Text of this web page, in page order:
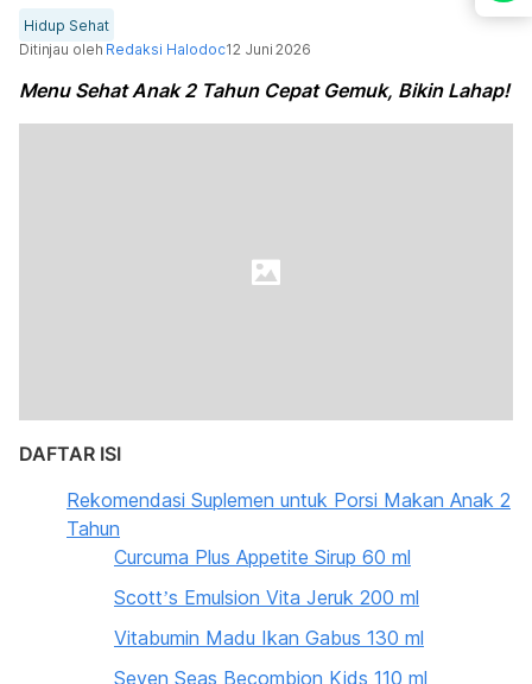
Hidup Sehat
Ditinjau oleh Redaksi Halodoc12 Juni 2026
Menu Sehat Anak 2 Tahun Cepat Gemuk, Bikin Lahap!
DAFTAR ISI
Rekomendasi Suplemen untuk Porsi Makan Anak 2
Tahun
Curcuma Plus Appetite Sirup 60 ml
Scott’s Emulsion Vita Jeruk 200 ml
Vitabumin Madu Ikan Gabus 130 ml
Seven Seas Becombion Kids 110 ml